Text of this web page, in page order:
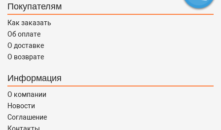
Покупателям
Как заказать
Об оплате
О доставке
О возврате
Информация
О компании
Новости
Соглашение